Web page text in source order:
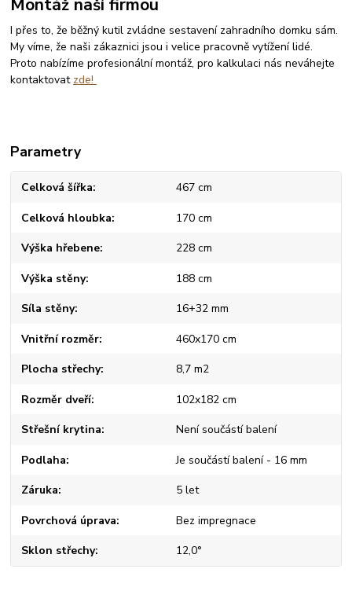
Montáž naší firmou
I přes to, že běžný kutil zvládne sestavení zahradního domku sám.
My víme, že naši zákaznici jsou i velice pracovně vytížení lidé.
Proto nabízíme profesionální montáž, pro kalkulaci nás neváhejte
kontaktovat zde!
Parametry
Celková šířka 467 cm
Celková hloubka 170 cm
Výška hřebene 228 cm
Výška stěny 188 cm
Síla stěny 16+32 mm
Vnitřní rozměr 460x170 cm
Plocha střechy 8,7 m2
Rozměr dveří 102x182 cm
Střešní krytina Není součástí balení
Podlaha Je součástí balení - 16 mm
Záruka 5 let
Povrchová úprava Bez impregnace
Sklon střechy 12,0°